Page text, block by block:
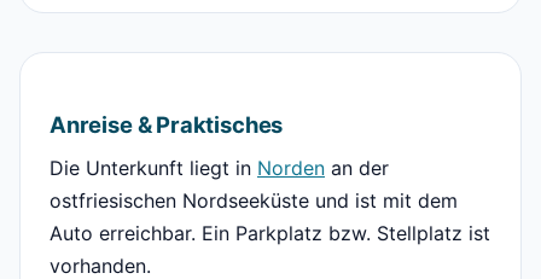
Anreise & Praktisches
Die Unterkunft liegt in Norden an der
ostfriesischen Nordseeküste und ist mit dem
Auto erreichbar. Ein Parkplatz bzw. Stellplatz ist
vorhanden.